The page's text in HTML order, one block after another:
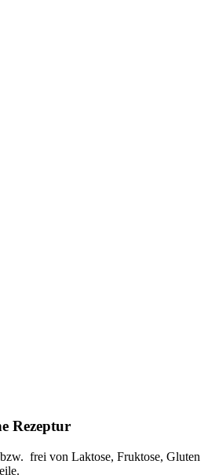
Rezeptur
frei von Laktose, Fruktose, Gluten